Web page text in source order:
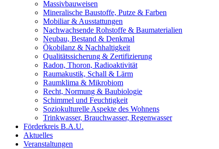
Massivbauweisen
Mineralische Baustoffe, Putze & Farben
Mobiliar & Ausstattungen
Nachwachsende Rohstoffe & Baumaterialien
Neubau, Bestand & Denkmal
Ökobilanz & Nachhaltigkeit
Qualitätssicherung & Zertifizierung
Radon, Thoron, Radioaktivität
Raumakustik, Schall & Lärm
Raumklima & Mikrobiom
Recht, Normung & Baubiologie
Schimmel und Feuchtigkeit
Soziokulturelle Aspekte des Wohnens
Trinkwasser, Brauchwasser, Regenwasser
Förderkreis B.A.U.
Aktuelles
Veranstaltungen